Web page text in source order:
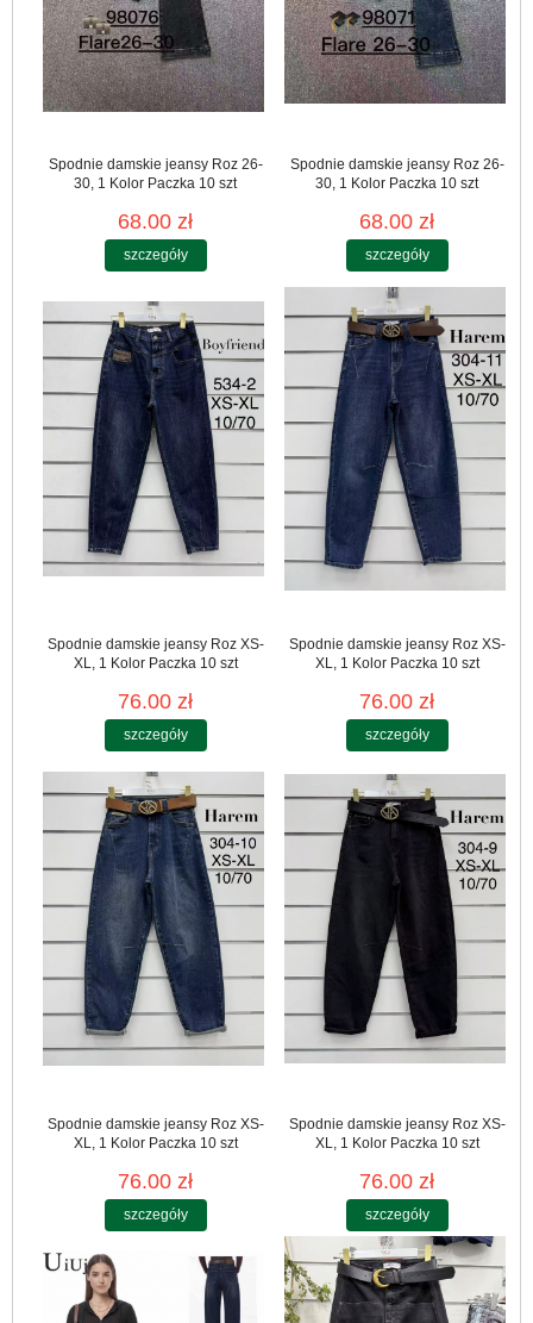
Spodnie damskie jeansy Roz 26-
30, 1 Kolor Paczka 10 szt
68.00 zł
szczegóły
Spodnie damskie jeansy Roz 26-
30, 1 Kolor Paczka 10 szt
68.00 zł
szczegóły
Spodnie damskie jeansy Roz XS-
XL, 1 Kolor Paczka 10 szt
76.00 zł
szczegóły
Spodnie damskie jeansy Roz XS-
XL, 1 Kolor Paczka 10 szt
76.00 zł
szczegóły
Spodnie damskie jeansy Roz XS-
XL, 1 Kolor Paczka 10 szt
76.00 zł
szczegóły
Spodnie damskie jeansy Roz XS-
XL, 1 Kolor Paczka 10 szt
76.00 zł
szczegóły